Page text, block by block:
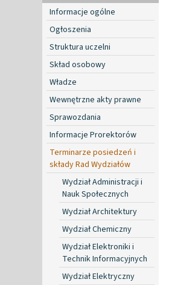
Informacje ogólne
Ogłoszenia
Struktura uczelni
Skład osobowy
Władze
Wewnętrzne akty prawne
Sprawozdania
Informacje Prorektorów
Terminarze posiedzeń i
składy Rad Wydziałów
Wydział Administracji i
Nauk Społecznych
Wydział Architektury
Wydział Chemiczny
Wydział Elektroniki i
Technik Informacyjnych
Wydział Elektryczny